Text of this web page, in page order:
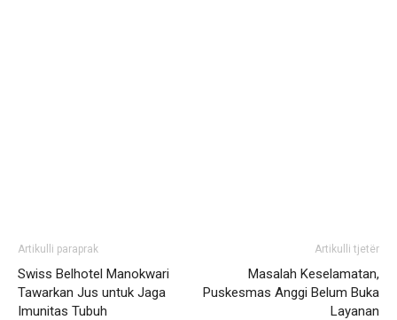
Artikulli paraprak
Swiss Belhotel Manokwari
Tawarkan Jus untuk Jaga
Imunitas Tubuh
Artikulli tjetër
Masalah Keselamatan,
Puskesmas Anggi Belum Buka
Layanan